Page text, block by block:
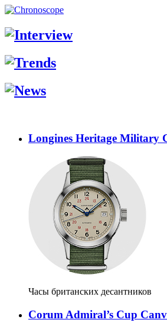
Longines Heritage Military
Часы британских десантников
Corum Admiral’s Cup